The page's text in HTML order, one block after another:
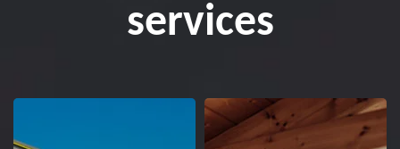
services